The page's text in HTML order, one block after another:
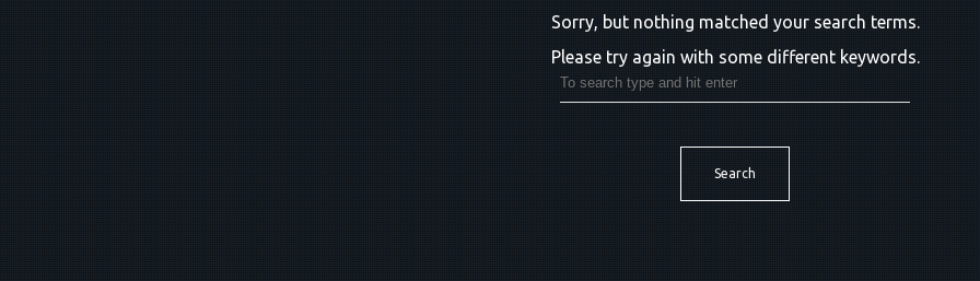
Sorry, but nothing matched your search terms.
Please try again with some different keywords.
Search